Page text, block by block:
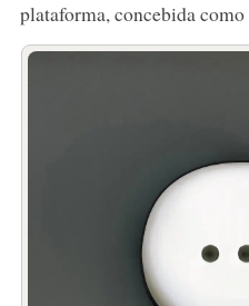
plataforma, concebida